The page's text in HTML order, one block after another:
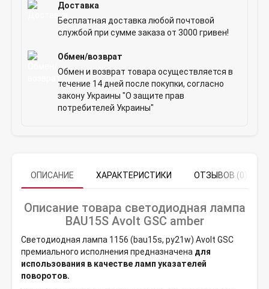
Доставка
Бесплатная доставка любой почтовой
службой при сумме заказа от 3000 гривен!
Обмен/возврат
Обмен и возврат товара осуществляется в
течение 14 дней после покупки, согласно
закону Украины "О защите прав
потребителей Украины"
ОПИСАНИЕ ХАРАКТЕРИСТИКИ ОТЗЫВОВ (0)
Описание товара светодиодная лампа
BAU15S Avolt GSC amber
Светодиодная лампа 1156 (bau15s, py21w) Avolt GSC
премиального исполнения предназначена для
использования в качестве ламп указателей
поворотов.